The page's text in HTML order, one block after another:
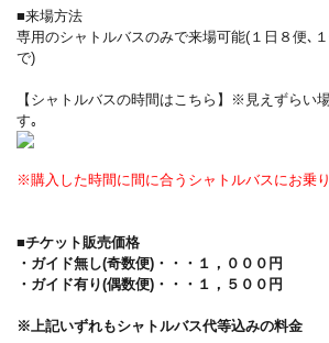
■来場方法
専用のシャトルバスのみで来場可能(１日８便､
で)
【シャトルバスの時間はこちら】※見えずらい
す｡
※購入した時間に間に合うシャトルバスにお乗
■チケット販売価格
・ガイド無し(奇数便)・・・１，０００円
・ガイド有り(偶数便)・・・１，５００円
※上記いずれもシャトルバス代等込みの料金